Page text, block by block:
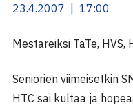
23.4.2007 | 17:00
Mestareiksi TaTe, HVS,
Seniorien viimeisetkin
HTC sai kultaa ja